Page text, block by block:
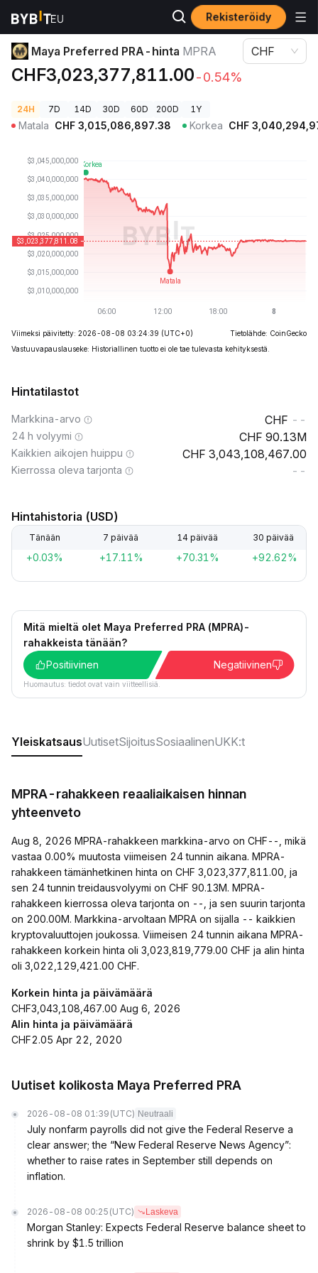
Rekisteröidy
Kryptohinnat Maya Preferred PRA-hinta MPRA
Maya Preferred PRA-hinta MPRA
CHF3,023,377,811.00-0.54%
CHF
24H 7D 14D 30D 60D 200D 1Y
Matala CHF 3,015,086,897.38 Korkea CHF
Viimeksi päivitetty: 2026-08-08 03:24:39 (UTC+0)
Tietolähde: CoinGecko
Vastuuvapauslauseke: Historiallinen tuotto ei ole tae tulevasta kehityksestä.
Hintatilastot
Markkina-arvo --
24 h volyymi 90.13M
Kaikkien aikojen huippu 3,043,108,467.00
Kierrossa oleva tarjonta --
Hintahistoria (USD)
Tänään 7 päivää 14 päivää 30 päivää
+0.03% +17.11% +70.31% +92.62%
Mitä mieltä olet Maya Preferred PRA (MPRA)-
rahakkeista tänään?
Positiivinen
Negatiivinen
Huomautus: tiedot ovat vain viitteellisiä.
YleiskatsausUutisetSijoitusSosiaalinenUKK:t
MPRA-rahakkeen reaaliaikaisen hinnan
yhteenveto
Aug 8, 2026 MPRA-rahakkeen markkina-arvo on CHF--, mikä
vastaa 0.00% muutosta viimeisen 24 tunnin aikana. MPRA-
rahakkeen tämänhetkinen hinta on CHF 3,023,377,811.00, ja
sen 24 tunnin treidausvolyymi on CHF 90.13M. MPRA-
rahakkeen kierrossa oleva tarjonta on --, ja sen suurin tarjonta
on 200.00M. Markkina-arvoltaan MPRA on sijalla -- kaikkien
kryptovaluuttojen joukossa. Viimeisen 24 tunnin aikana MPRA-
rahakkeen korkein hinta oli 3,023,819,779.00 CHF ja alin hinta
oli 3,022,129,421.00 CHF.
Korkein hinta ja päivämäärä
CHF3,043,108,467.00 Aug 6, 2026
Alin hinta ja päivämäärä
CHF2.05 Apr 22, 2020
Uutiset kolikosta Maya Preferred PRA
2026-08-08 01:39 (UTC) Neutraali
July nonfarm payrolls did not give the Federal Reserve a
clear answer; the “New Federal Reserve News Agency”:
whether to raise rates in September still depends on
inflation.
2026-08-08 00:25 (UTC) Laskeva
Morgan Stanley: Expects Federal Reserve balance sheet to
shrink by $1.5 trillion